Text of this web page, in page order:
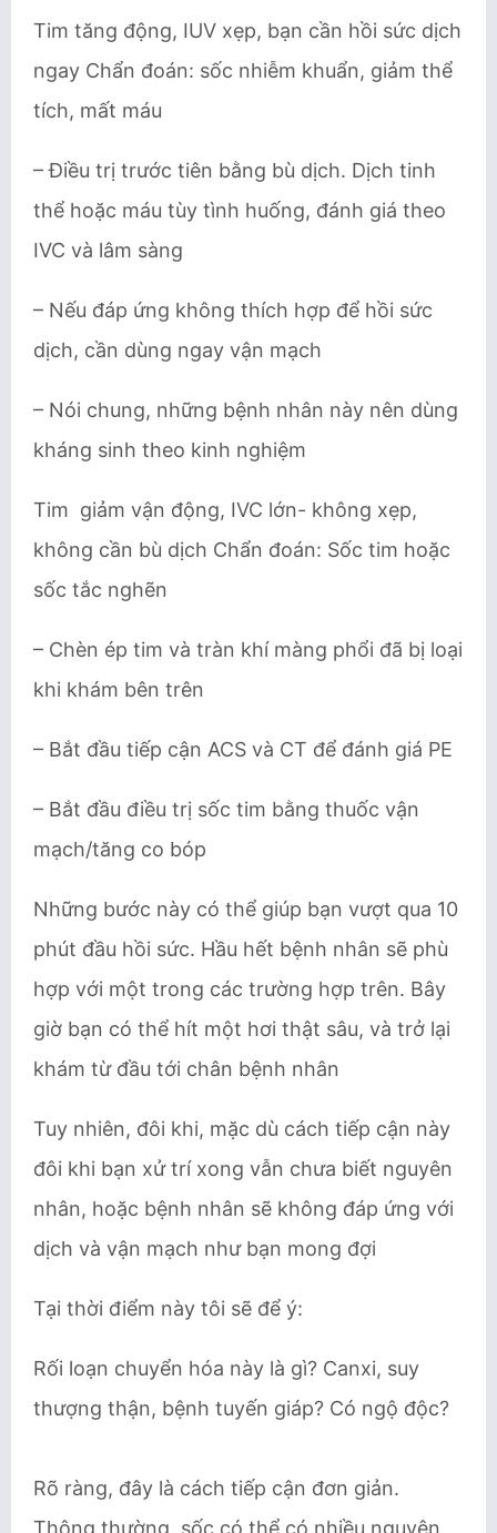
Tim tăng động, IUV xẹp, bạn cần hồi sức dịch
ngay Chẩn đoán: sốc nhiễm khuẩn, giảm thể
tích, mất máu
– Điều trị trước tiên bằng bù dịch. Dịch tinh
thể hoặc máu tùy tình huống, đánh giá theo
IVC và lâm sàng
– Nếu đáp ứng không thích hợp để hồi sức
dịch, cần dùng ngay vận mạch
– Nói chung, những bệnh nhân này nên dùng
kháng sinh theo kinh nghiệm
Tim giảm vận động, IVC lớn- không xẹp,
không cần bù dịch Chẩn đoán: Sốc tim hoặc
sốc tắc nghẽn
– Chèn ép tim và tràn khí màng phổi đã bị loại
khi khám bên trên
– Bắt đầu tiếp cận ACS và CT để đánh giá PE
– Bắt đầu điều trị sốc tim bằng thuốc vận
mạch/tăng co bóp
Những bước này có thể giúp bạn vượt qua 10
phút đầu hồi sức. Hầu hết bệnh nhân sẽ phù
hợp với một trong các trường hợp trên. Bây
giờ bạn có thể hít một hơi thật sâu, và trở lại
khám từ đầu tới chân bệnh nhân
Tuy nhiên, đôi khi, mặc dù cách tiếp cận này
đôi khi bạn xử trí xong vẫn chưa biết nguyên
nhân, hoặc bệnh nhân sẽ không đáp ứng với
dịch và vận mạch như bạn mong đợi
Tại thời điểm này tôi sẽ để ý:
Rối loạn chuyển hóa này là gì? Canxi, suy
thượng thận, bệnh tuyến giáp? Có ngộ độc?
Rõ ràng, đây là cách tiếp cận đơn giản.
Thông thường, sốc có thể có nhiều nguyên